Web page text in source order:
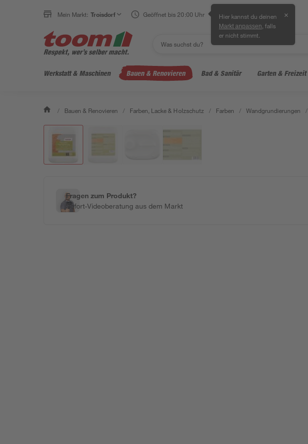
Mein Markt: Troisdorf Geöffnet bis 20:00 Uhr Hier kannst du deinen
Markt anpassen , falls
er nicht stimmt.
✕
Werkstatt & Maschinen Bauen & Renovieren Bad & Sanitär Garten & Freizeit
/ Bauen & Renovieren / Farben, Lacke & Holzschutz / Farben / Wandgrundierungen /
Fragen zum Produkt?
Sofort-Videoberatung aus dem Markt